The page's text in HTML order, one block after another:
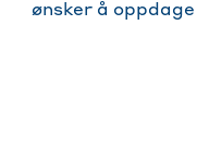
ønsker å